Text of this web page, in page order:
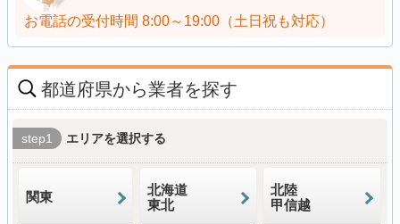
お電話の受付時間 8:00～19:00（土日祝も対応）
都道府県から業者を探す
step1 エリアを選択する
関東
北海道
東北
北陸
甲信越